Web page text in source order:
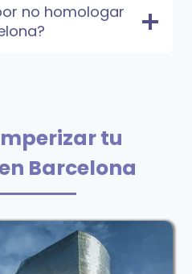
no homologar
tu
Barcelona